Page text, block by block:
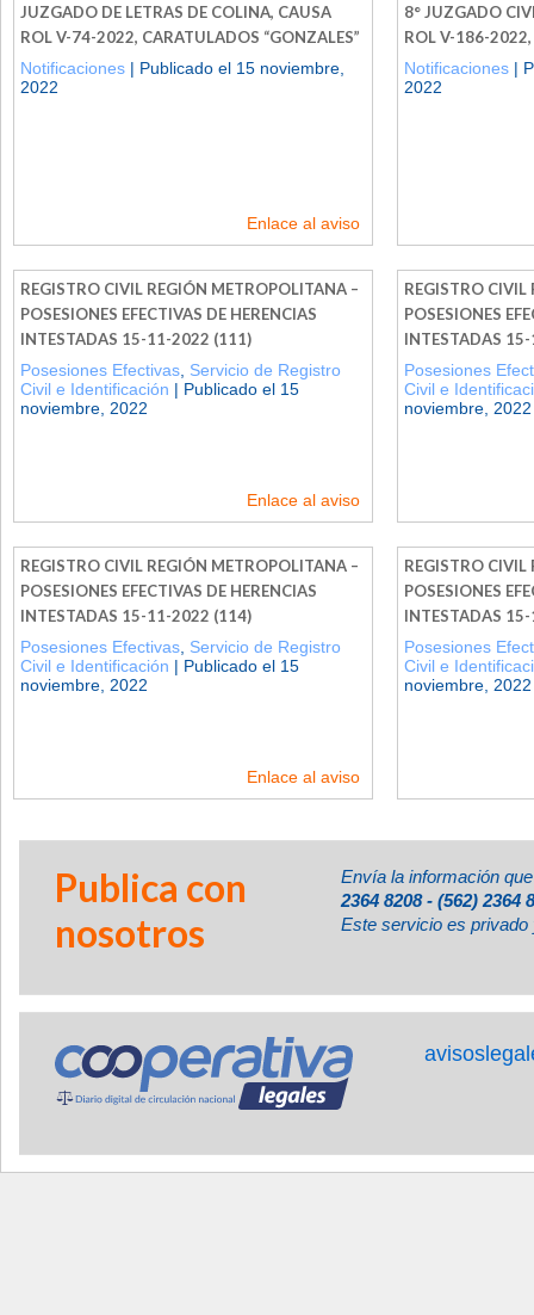
JUZGADO DE LETRAS DE COLINA, CAUSA
ROL V­-74-­2022, CARATULADOS “GONZALES”
Notificaciones | Publicado el 15 noviembre,
2022
Enlace al aviso
8° JUZGADO
ROL V-186-2022,
Notificaciones |
2022
REGISTRO CIVIL REGIÓN METROPOLITANA –
POSESIONES EFECTIVAS DE HERENCIAS
INTESTADAS 15-11-2022 (111)
Posesiones Efectivas Servicio de Registro
Civil e Identificación | Publicado el 15
noviembre, 2022
Enlace al aviso
REGISTRO
POSESIONES
INTESTADAS
Posesiones
Civil e
noviembre, 2022
REGISTRO CIVIL REGIÓN METROPOLITANA –
POSESIONES EFECTIVAS DE HERENCIAS
INTESTADAS 15-11-2022 (114)
Posesiones Efectivas Servicio de Registro
Civil e Identificación | Publicado el 15
noviembre, 2022
Enlace al aviso
REGISTRO
POSESIONES
INTESTADAS
Posesiones
Civil e
noviembre, 2022
Publica con
nosotros
Envía la información
2364 8208 - (562) 2364
Este servicio es privado